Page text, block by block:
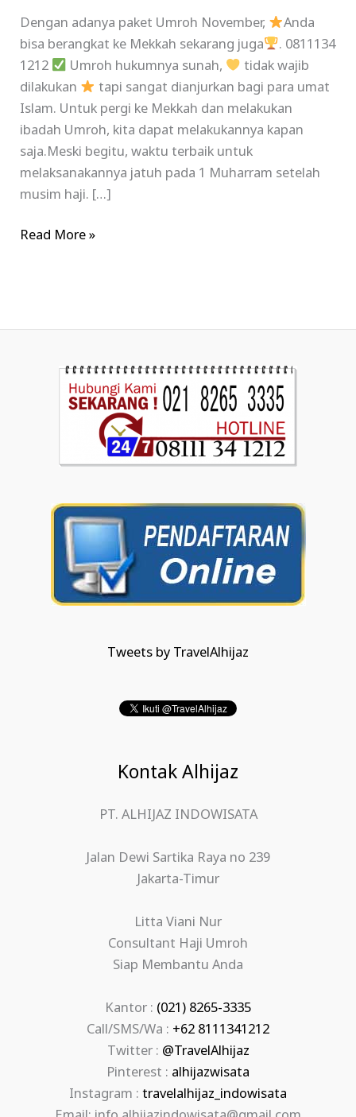
Dengan adanya paket Umroh November,
Anda
bisa berangkat ke Mekkah sekarang juga
. 0811134
1212
Umroh hukumnya sunah,
tidak wajib
dilakukan
tapi sangat dianjurkan bagi para umat
Islam. Untuk pergi ke Mekkah dan melakukan
ibadah Umroh, kita dapat melakukannya kapan
saja.Meski begitu, waktu terbaik untuk
melaksanakannya jatuh pada 1 Muharram setelah
musim haji. […]
Read More »
Tweets by TravelAlhijaz
Kontak Alhijaz
PT. ALHIJAZ INDOWISATA
Jalan Dewi Sartika Raya no 239
Jakarta-Timur
Litta Viani Nur
Consultant Haji Umroh
Siap Membantu Anda
Kantor : (021) 8265-3335
Call/SMS/Wa : +62 8111341212
Twitter : @TravelAlhijaz
Pinterest : alhijazwisata
Instagram : travelalhijaz_indowisata